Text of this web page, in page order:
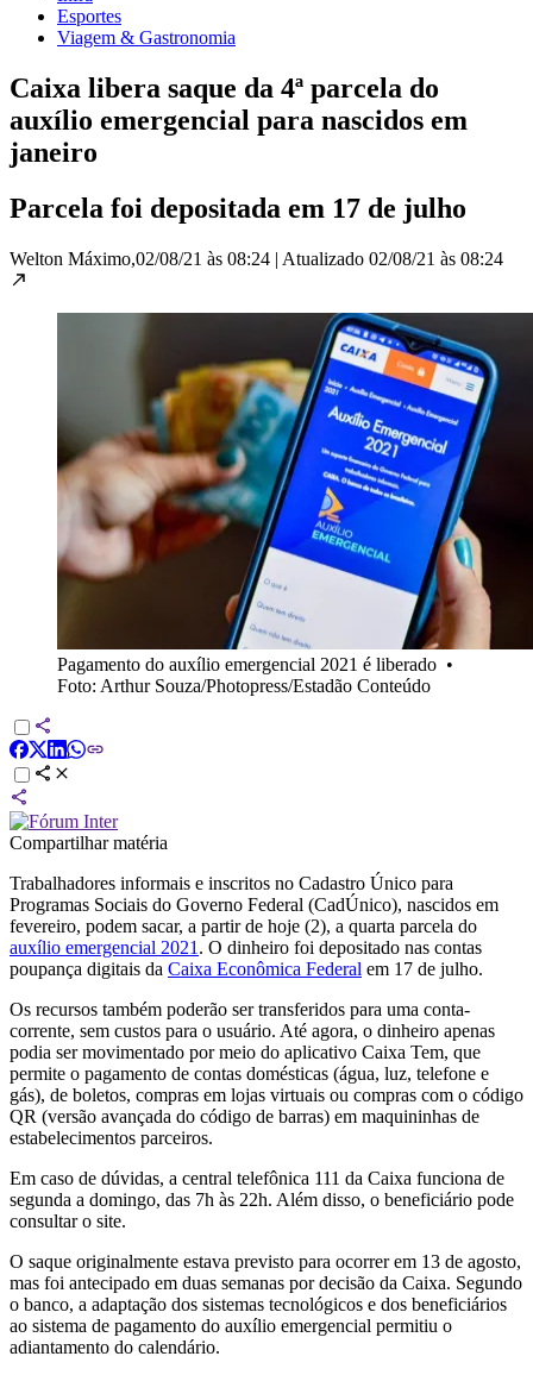
Esportes
Viagem & Gastronomia
Caixa libera saque da 4ª parcela do
auxílio emergencial para nascidos em
janeiro
Parcela foi depositada em 17 de julho
Welton Máximo,02/08/21 às 08:24 | Atualizado 02/08/21 às 08:24
Pagamento do auxílio emergencial 2021 é liberado •
Foto: Arthur Souza/Photopress/Estadão Conteúdo
Compartilhar matéria
Trabalhadores informais e inscritos no Cadastro Único para
Programas Sociais do Governo Federal (CadÚnico), nascidos em
fevereiro, podem sacar, a partir de hoje (2), a quarta parcela do
auxílio emergencial 2021 . O dinheiro foi depositado nas contas
poupança digitais da Caixa Econômica Federal em 17 de julho.
Os recursos também poderão ser transferidos para uma conta-
corrente, sem custos para o usuário. Até agora, o dinheiro apenas
podia ser movimentado por meio do aplicativo Caixa Tem, que
permite o pagamento de contas domésticas (água, luz, telefone e
gás), de boletos, compras em lojas virtuais ou compras com o código
QR (versão avançada do código de barras) em maquininhas de
estabelecimentos parceiros.
Em caso de dúvidas, a central telefônica 111 da Caixa funciona de
segunda a domingo, das 7h às 22h. Além disso, o beneficiário pode
consultar o site.
O saque originalmente estava previsto para ocorrer em 13 de agosto,
mas foi antecipado em duas semanas por decisão da Caixa. Segundo
o banco, a adaptação dos sistemas tecnológicos e dos beneficiários
ao sistema de pagamento do auxílio emergencial permitiu o
adiantamento do calendário.